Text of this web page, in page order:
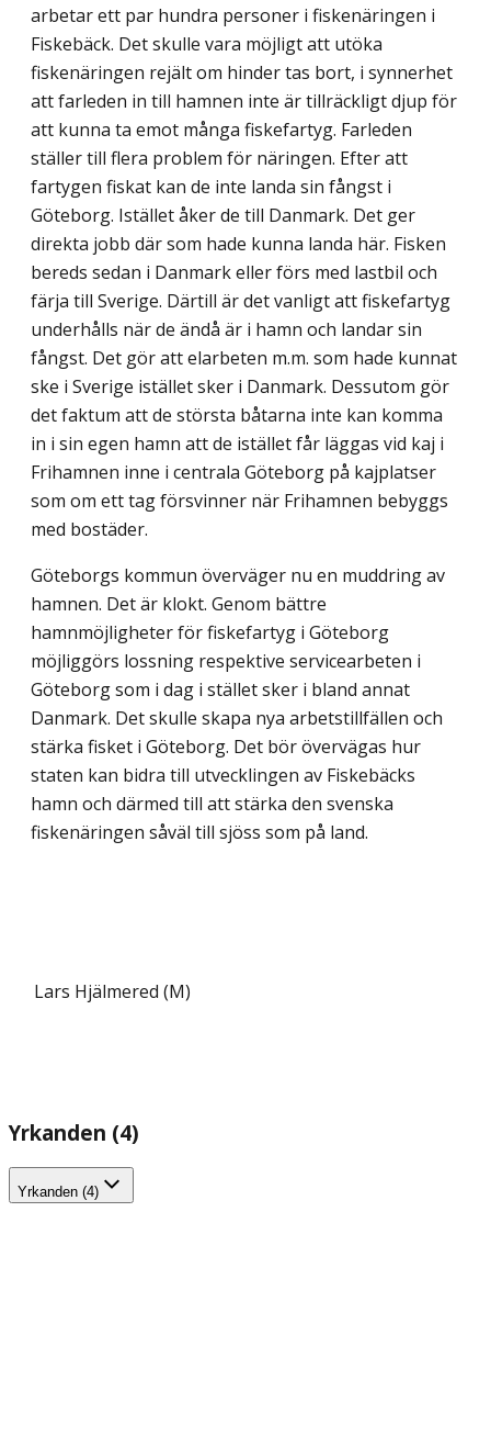
arbetar ett par hundra personer i fiskenäringen i
Fiskebäck. Det skulle vara möjligt att utöka
fiskenäringen rejält om hinder tas bort, i synnerhet
att farleden in till hamnen inte är tillräckligt djup för
att kunna ta emot många fiskefartyg. Farleden
ställer till flera problem för näringen. Efter att
fartygen fiskat kan de inte landa sin fångst i
Göteborg. Istället åker de till Danmark. Det ger
direkta jobb där som hade kunna landa här. Fisken
bereds sedan i Danmark eller förs med lastbil och
färja till Sverige. Därtill är det vanligt att fiskefartyg
underhålls när de ändå är i hamn och landar sin
fångst. Det gör att elarbeten m.m. som hade kunnat
ske i Sverige istället sker i Danmark. Dessutom gör
det faktum att de största båtarna inte kan komma
in i sin egen hamn att de istället får läggas vid kaj i
Frihamnen inne i centrala Göteborg på kajplatser
som om ett tag försvinner när Frihamnen bebyggs
med bostäder.
Göteborgs kommun överväger nu en muddring av
hamnen. Det är klokt. Genom bättre
hamnmöjligheter för fiskefartyg i Göteborg
möjliggörs lossning respektive servicearbeten i
Göteborg som i dag i stället sker i bland annat
Danmark. Det skulle skapa nya arbetstillfällen och
stärka fisket i Göteborg. Det bör övervägas hur
staten kan bidra till utvecklingen av Fiskebäcks
hamn och därmed till att stärka den svenska
fiskenäringen såväl till sjöss som på land.
Lars Hjälmered (M)
Yrkanden (4)
Yrkanden (4)